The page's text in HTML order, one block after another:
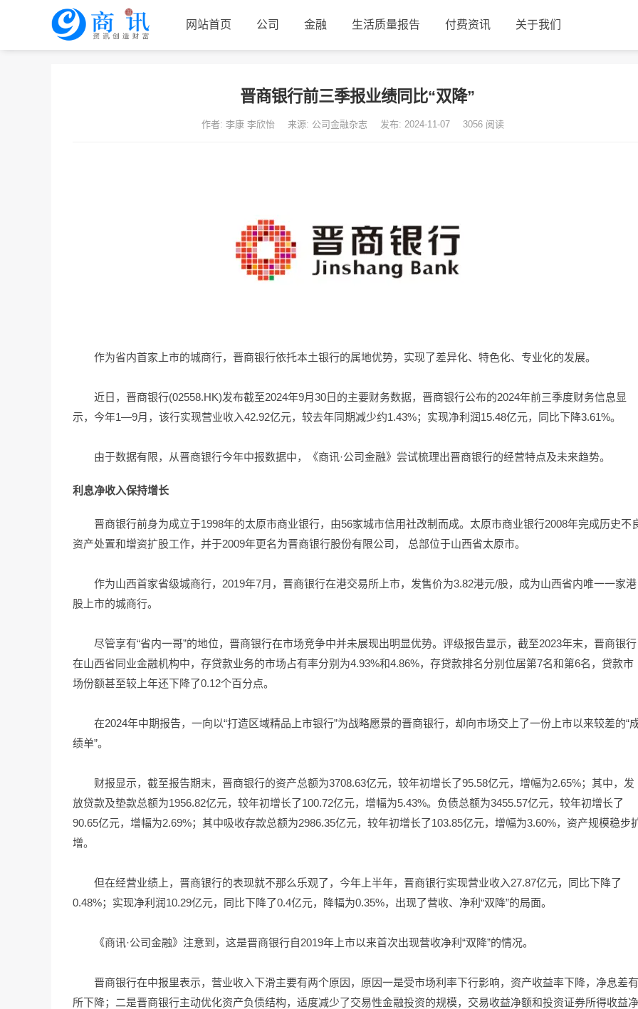
网站首页 公司 金融 生活质量报告 付费资讯 关于我们
晋商银行前三季报业绩同比“双降”
作者: 李康 李欣怡 来源: 公司金融杂志 发布: 2024-11-07 3056 阅读
作为省内首家上市的城商行，晋商银行依托本土银行的属地优势，实现了差异化、特色化、专业化的发展。
近日，晋商银行(02558.HK)发布截至2024年9月30日的主要财务数据，晋商银行公布的2024年前三季度财务信息显
示，今年1—9月，该行实现营业收入42.92亿元，较去年同期减少约1.43%；实现净利润15.48亿元，同比下降3.61%。
由于数据有限，从晋商银行今年中报数据中，《商讯·公司金融》尝试梳理出晋商银行的经营特点及未来趋势。
利息净收入保持增长
晋商银行前身为成立于1998年的太原市商业银行，由56家城市信用社改制而成。太原市商业银行2008年完成历史不
资产处置和增资扩股工作，并于2009年更名为晋商银行股份有限公司， 总部位于山西省太原市。
作为山西首家省级城商行，2019年7月，晋商银行在港交易所上市，发售价为3.82港元/股，成为山西省内唯一一家港
股上市的城商行。
尽管享有“省内一哥”的地位，晋商银行在市场竞争中并未展现出明显优势。评级报告显示，截至2023年末，晋商银行
在山西省同业金融机构中，存贷款业务的市场占有率分别为4.93%和4.86%，存贷款排名分别位居第7名和第6名，贷款市
场份额甚至较上年还下降了0.12个百分点。
在2024年中期报告，一向以“打造区域精品上市银行”为战略愿景的晋商银行，却向市场交上了一份上市以来较差的“
绩单”。
财报显示，截至报告期末，晋商银行的资产总额为3708.63亿元，较年初增长了95.58亿元，增幅为2.65%；其中，发
放贷款及垫款总额为1956.82亿元，较年初增长了100.72亿元，增幅为5.43%。负债总额为3455.57亿元，较年初增长了
90.65亿元，增幅为2.69%；其中吸收存款总额为2986.35亿元，较年初增长了103.85亿元，增幅为3.60%，资产规模稳步
增。
但在经营业绩上，晋商银行的表现就不那么乐观了，今年上半年，晋商银行实现营业收入27.87亿元，同比下降了
0.48%；实现净利润10.29亿元，同比下降了0.4亿元，降幅为0.35%，出现了营收、净利“双降”的局面。
《商讯·公司金融》注意到，这是晋商银行自2019年上市以来首次出现营收净利“双降”的情况。
晋商银行在中报里表示，营业收入下滑主要有两个原因，原因一是受市场利率下行影响，资产收益率下降，净息差有
所下降；二是晋商银行主动优化资产负债结构，适度减少了交易性金融投资的规模，交易收益净额和投资证券所得收益净